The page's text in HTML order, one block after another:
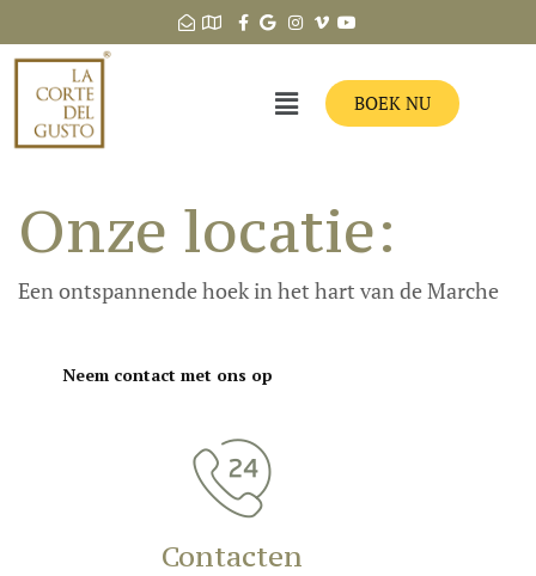
BOEK NU
Onze locatie:
Een ontspannende hoek in het hart van de Marche
Neem contact met ons op
Contacten